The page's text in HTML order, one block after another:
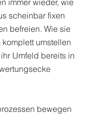
scheinbar fixen
befreien. Wie sie
umstellen
Umfeld bereits in
bewegen